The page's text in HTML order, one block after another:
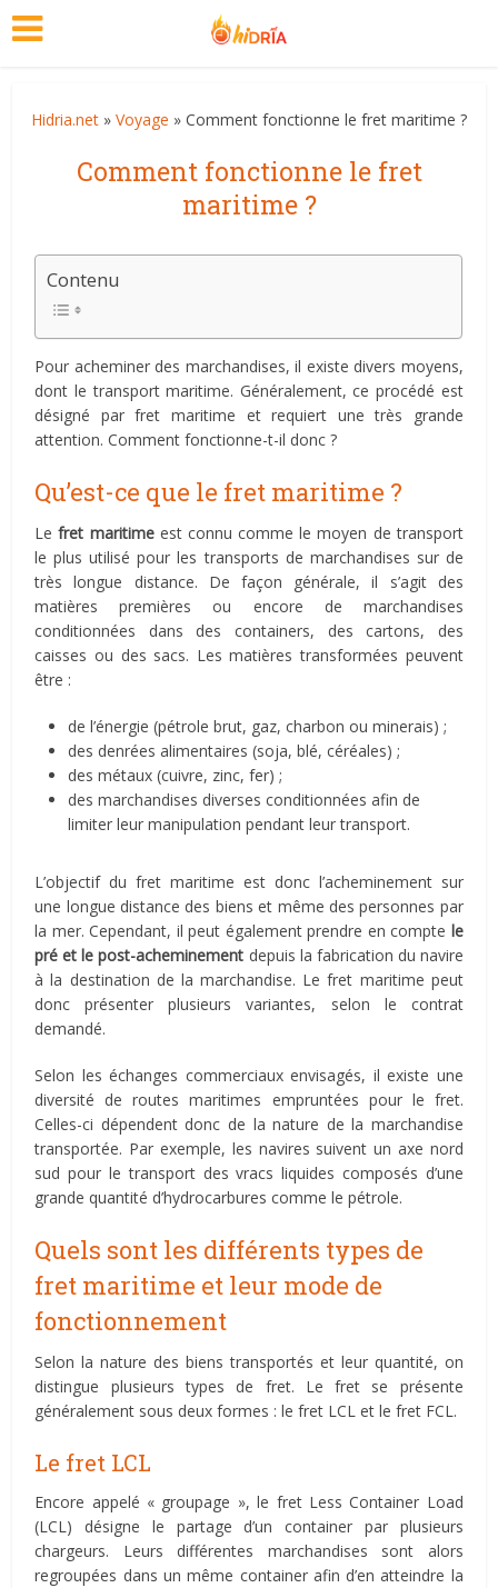
Hidria.net » Voyage » Comment fonctionne le fret maritime ?
Comment fonctionne le fret
maritime ?
Contenu
Pour acheminer des marchandises, il existe divers moyens,
dont le transport maritime. Généralement, ce procédé est
désigné par fret maritime et requiert une très grande
attention. Comment fonctionne-t-il donc ?
Qu’est-ce que le fret maritime ?
Lefret maritimeest connu comme le moyen de transport
le plus utilisé pour les transports de marchandises sur de
très longue distance. De façon générale, il s’agit des
matières premières ou encore de marchandises
conditionnées dans des containers, des cartons, des
caisses ou des sacs. Les matières transformées peuvent
être :
de l’énergie (pétrole brut, gaz, charbon ou minerais) ;
des denrées alimentaires (soja, blé, céréales) ;
des métaux (cuivre, zinc, fer) ;
des marchandises diverses conditionnées afin de
limiter leur manipulation pendant leur transport.
L’objectif du fret maritime est donc l’acheminement sur
une longue distance des biens et même des personnes par
la mer. Cependant, il peut également prendre en compte le
pré et le post-acheminement depuis la fabrication du navire
à la destination de la marchandise. Le fret maritime peut
donc présenter plusieurs variantes, selon le contrat
demandé.
Selon les échanges commerciaux envisagés, il existe une
diversité de routes maritimes empruntées pour le fret.
Celles-ci dépendent donc de la nature de la marchandise
transportée. Par exemple, les navires suivent un axe nord
sud pour le transport des vracs liquides composés d’une
grande quantité d’hydrocarbures comme le pétrole.
Quels sont les différents types de
fret maritime et leur mode de
fonctionnement
Selon la nature des biens transportés et leur quantité, on
distingue plusieurs types de fret. Le fret se présente
généralement sous deux formes : le fret LCL et le fret FCL.
Le fret LCL
Encore appelé « groupage », le fret Less Container Load
(LCL) désigne le partage d’un container par plusieurs
chargeurs. Leurs différentes marchandises sont alors
regroupées dans un même container afin d’en atteindre la